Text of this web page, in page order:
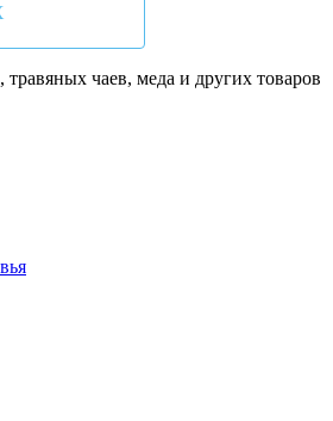
травяных чаев, меда и других товаров